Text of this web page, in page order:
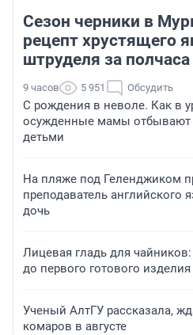
Сезон черники в
рецепт хрустящего
штруделя за полчаса
9 часов 5 951 Обсудить
С рождения в неволе. Как в
осужденные мамы отбывают
детьми
На пляже под Геленджиком
преподаватель английского
дочь
Лицевая гладь для
до первого готового изделия
Ученый АлтГУ рассказала,
комаров в августе